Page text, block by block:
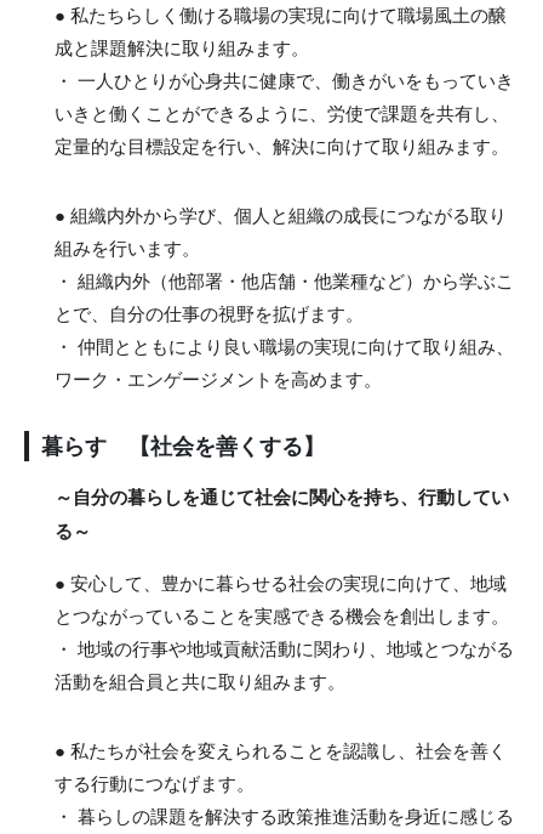
● 私たちらしく働ける職場の実現に向けて職場風土の醸
成と課題解決に取り組みます。
・ 一人ひとりが心身共に健康で、働きがいをもっていき
いきと働くことができるように、労使で課題を共有し、
定量的な目標設定を行い、解決に向けて取り組みます。
● 組織内外から学び、個人と組織の成長につながる取り
組みを行います。
・ 組織内外（他部署・他店舗・他業種など）から学ぶこ
とで、自分の仕事の視野を拡げます。
・ 仲間とともにより良い職場の実現に向けて取り組み、
ワーク・エンゲージメントを高めます。
暮らす 【社会を善くする】
～自分の暮らしを通じて社会に関心を持ち、行動してい
る～
● 安心して、豊かに暮らせる社会の実現に向けて、地域
とつながっていることを実感できる機会を創出します。
・ 地域の行事や地域貢献活動に関わり、地域とつながる
活動を組合員と共に取り組みます。
● 私たちが社会を変えられることを認識し、社会を善く
する行動につなげます。
・ 暮らしの課題を解決する政策推進活動を身近に感じる